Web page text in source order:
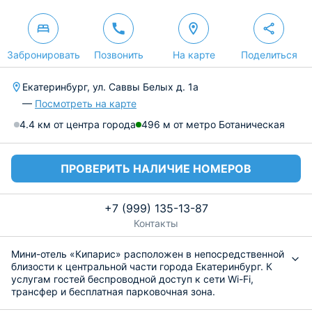
Забронировать Позвонить На карте Поделиться
Екатеринбург, ул. Саввы Белых д. 1а
— Посмотреть на карте
4.4 км от центра города 496 м от метро Ботаническая
ПРОВЕРИТЬ НАЛИЧИЕ НОМЕРОВ
+7 (999) 135-13-87
Контакты
Мини-отель «Кипарис» расположен в непосредственной
близости к центральной части города Екатеринбург. К
услугам гостей беспроводной доступ к сети Wi-Fi,
трансфер и бесплатная парковочная зона.